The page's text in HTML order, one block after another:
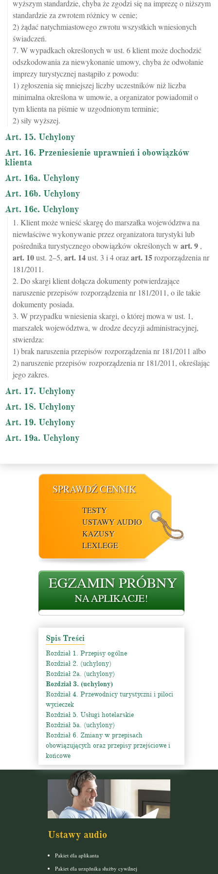
wyższym standardzie, chyba że zgodzi się na imprezę o niższym
standardzie za zwrotem różnicy w cenie;
2) żądać natychmiastowego zwrotu wszystkich wniesionych
świadczeń.
7. W wypadkach określonych w ust. 6 klient może dochodzić
odszkodowania za niewykonanie umowy, chyba że odwołanie
imprezy turystycznej nastąpiło z powodu:
1) zgłoszenia się mniejszej liczby uczestników niż liczba
minimalna określona w umowie, a organizator powiadomił o
tym klienta na piśmie w uzgodnionym terminie;
2) siły wyższej.
Art. 15. Uchylony
Art. 16. Przeniesienie uprawnień i obowiązków
klienta
Art. 16a. Uchylony
Art. 16b. Uchylony
Art. 16c. Uchylony
1. Klient może wnieść skargę do marszałka województwa na
niewłaściwe wykonywanie przez organizatora turystyki lub
pośrednika turystycznego obowiązków określonych w art.9 ,
art. 10ust. 2–5, art. 14ust. 3 i 4 orazart. 15rozporządzenia nr
181/2011.
2. Do skargi klient dołącza dokumenty potwierdzające
naruszenie przepisów rozporządzenia nr 181/2011, o ile takie
dokumenty posiada.
3. W przypadku wniesienia skargi, o której mowa w ust. 1,
marszałek województwa, w drodze decyzji administracyjnej,
stwierdza:
1) brak naruszenia przepisów rozporządzenia nr 181/2011 albo
2) naruszenie przepisów rozporządzenia nr 181/2011, określając
jego zakres.
Art. 17. Uchylony
Art. 18. Uchylony
Art. 19. Uchylony
Art. 19a. Uchylony
SPRAWDŹ CENNIK
TESTY
USTAWY AUDIO
KAZUSY
LEXLEGE
Spis Treści
Rozdział 1. Przepisy ogólne
Rozdział 2. (uchylony)
Rozdział 2a. (uchylony)
Rozdział 3. (uchylony)
Rozdział 4. Przewodnicy turystyczni i piloci
wycieczek
Rozdział 5. Usługi hotelarskie
Rozdział 5a. (uchylony)
Rozdział 6. Zmiany w przepisach
obowiązujących oraz przepisy przejściowe i
końcowe
Ustawy audio
Pakiet dla aplikanta
Pakiet dla urzędnika służby cywilnej